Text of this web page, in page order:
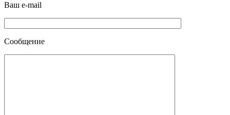
Ваш e-mail
Сообщение